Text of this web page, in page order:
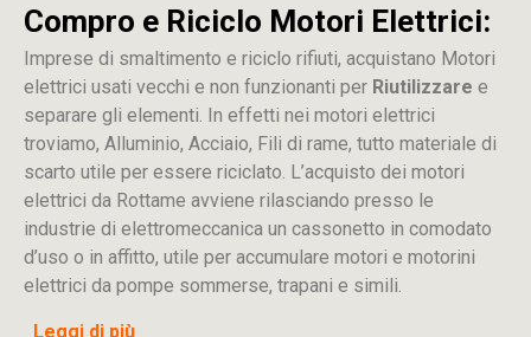
Compro e Riciclo Motori Elettrici:
Imprese di smaltimento e riciclo rifiuti, acquistano Motori
elettrici usati vecchi e non funzionanti per Riutilizzare e
separare gli elementi. In effetti nei motori elettrici
troviamo, Alluminio, Acciaio, Fili di rame, tutto materiale di
scarto utile per essere riciclato. L’acquisto dei motori
elettrici da Rottame avviene rilasciando presso le
industrie di elettromeccanica un cassonetto in comodato
d’uso o in affitto, utile per accumulare motori e motorini
elettrici da pompe sommerse, trapani e simili.
Leggi di più